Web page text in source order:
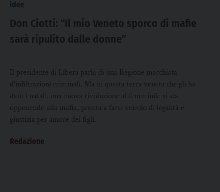
idee
Don Ciotti: “Il mio Veneto sporco di mafie
sarà ripulito dalle donne”
Il presidente di Libera parla di una Regione macchiata
d’infiltrazioni criminali. Ma in questa terra veneta che gli ha
dato i natali, una nuova rivoluzione al femminile si sta
opponendo alla mafia, pronta a farsi veicolo di legalità e
giustizia per amore dei figli.
Redazione